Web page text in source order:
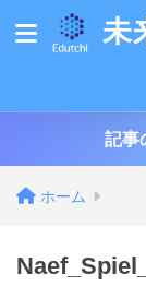
未
記事
ホーム